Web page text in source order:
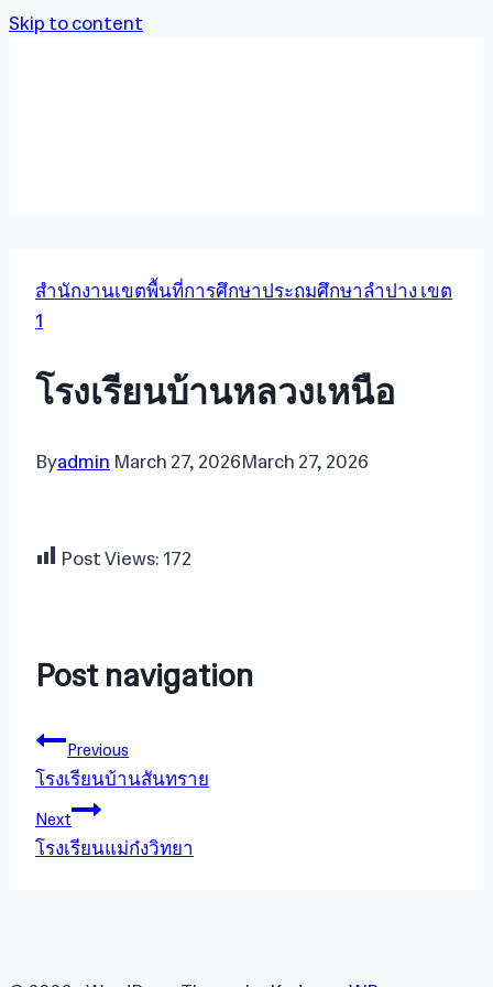
Skip to content
สำนักงานเขตพื้นที่การศึกษาประถมศึกษาลำปาง เขต
1
โรงเรียนบ้านหลวงเหนือ
Byadmin March 27, 2026March 27, 2026
Post Views: 172
Post navigation
Previous
โรงเรียนบ้านสันทราย
Next
โรงเรียนแม่ก๋งวิทยา